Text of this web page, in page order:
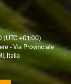
(UTC +01:00)
- Via Provinciale
Italia